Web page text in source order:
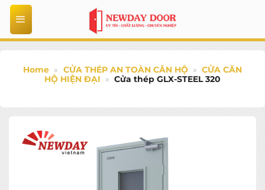
Bỏ
qua
nội
dung
Home » CỬA THÉP AN TOÀN CĂN HỘ » CỬA CĂN
HỘ HIỆN ĐẠI » Cửa thép GLX-STEEL 320